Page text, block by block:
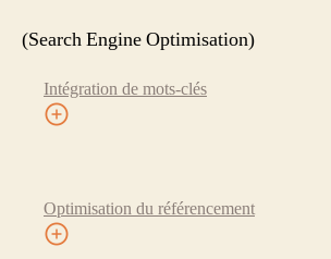
(Search Engine Optimisation)
Intégration de mots-clés
Optimisation du référencement